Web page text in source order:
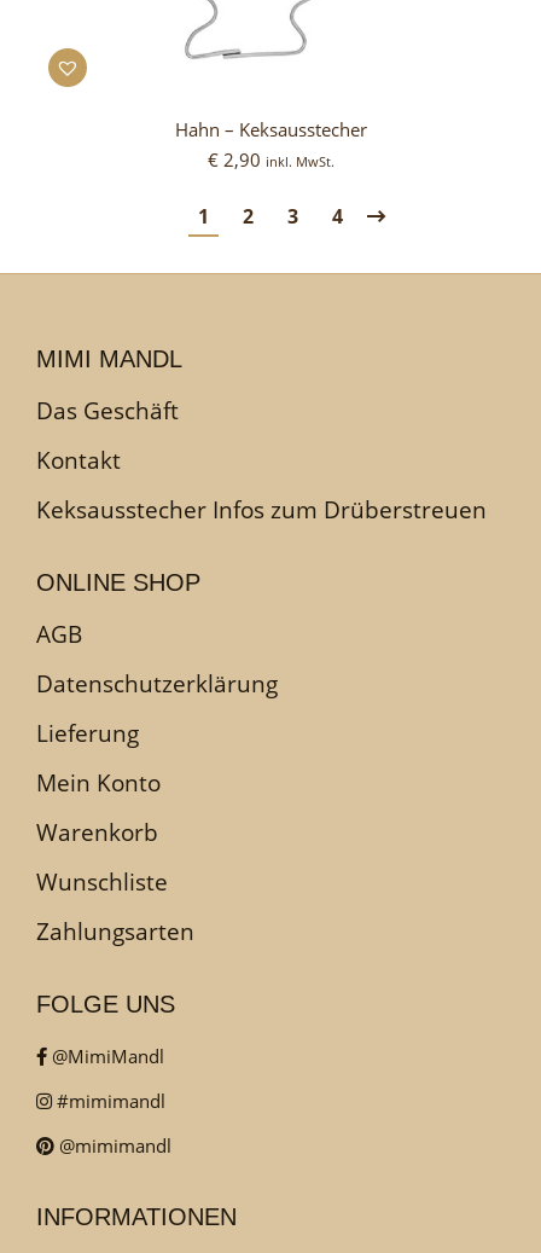
Hahn – Keksausstecher
€2,90 inkl. MwSt.
1 2 3 4
MIMI MANDL
Das Geschäft
Kontakt
Keksausstecher Infos zum Drüberstreuen
ONLINE SHOP
AGB
Datenschutzerklärung
Lieferung
Mein Konto
Warenkorb
Wunschliste
Zahlungsarten
FOLGE UNS
@MimiMandl
#mimimandl
@mimimandl
INFORMATIONEN